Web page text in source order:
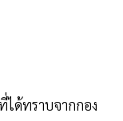
ได้ทราบจากกอง